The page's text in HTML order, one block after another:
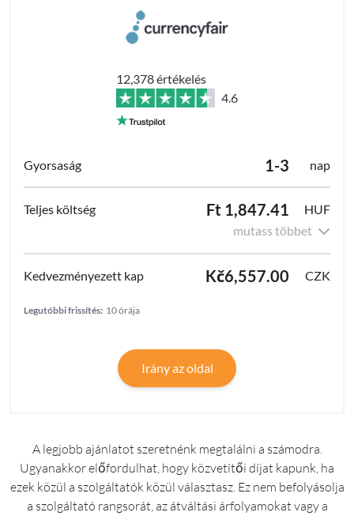
12,378 értékelés
4.6
1-3 nap
Ft 1,847.41
HUF
mutass többet
Kč6,557.00 CZK
Legutóbbi frissítés: 10 órája
Irány az oldal
A legjobb ajánlatot szeretnénk megtalálni a számodra.
Ugyanakkor előfordulhat, hogy közvetítői díjat kapunk, ha
ezek közül a szolgáltatók közül választasz. Ez nem befolyásolja
a szolgáltató rangsorát, az átváltási árfolyamokat vagy a